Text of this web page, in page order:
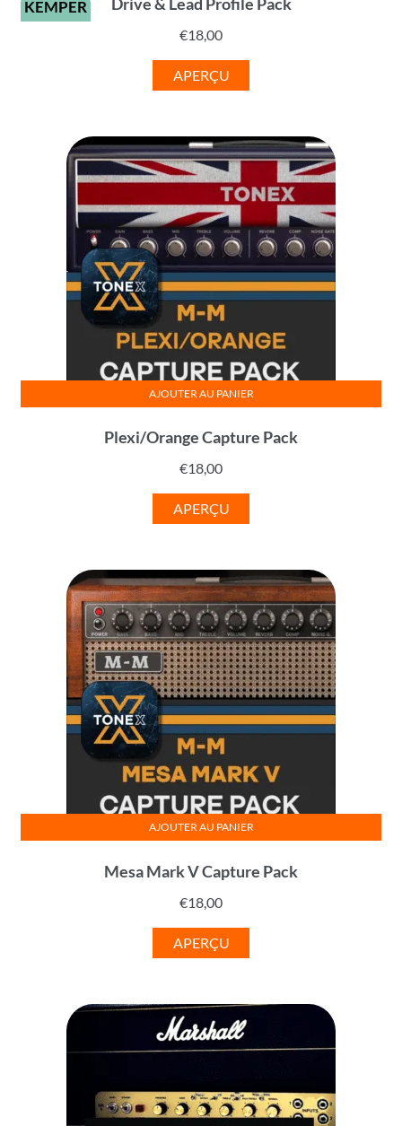
KEMPER Drive & Lead Profile Pack
€18,00
APERÇU
Plexi/Orange Capture Pack
€18,00
AJOUTER AU PANIER
APERÇU
Mesa Mark V Capture Pack
€18,00
AJOUTER AU PANIER
APERÇU